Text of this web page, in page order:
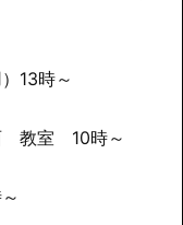
13時～
教室 10時～